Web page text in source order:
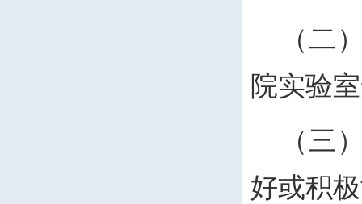
（二
院实验
（三
好或积